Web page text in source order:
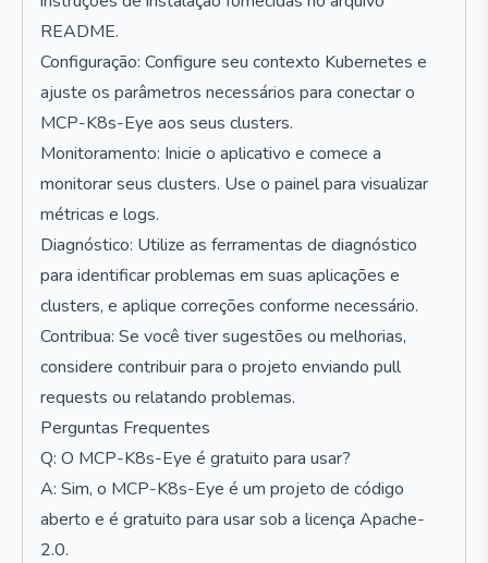
README.
Configuração: Configure seu contexto Kubernetes e
ajuste os parâmetros necessários para conectar o
MCP-K8s-Eye aos seus clusters.
Monitoramento: Inicie o aplicativo e comece a
monitorar seus clusters. Use o painel para visualizar
métricas e logs.
Diagnóstico: Utilize as ferramentas de diagnóstico
para identificar problemas em suas aplicações e
clusters, e aplique correções conforme necessário.
Contribua: Se você tiver sugestões ou melhorias,
considere contribuir para o projeto enviando pull
requests ou relatando problemas.
Perguntas Frequentes
Q: O MCP-K8s-Eye é gratuito para usar?
A: Sim, o MCP-K8s-Eye é um projeto de código
aberto e é gratuito para usar sob a licença Apache-
2.0.